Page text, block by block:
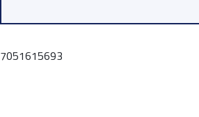
7051615693